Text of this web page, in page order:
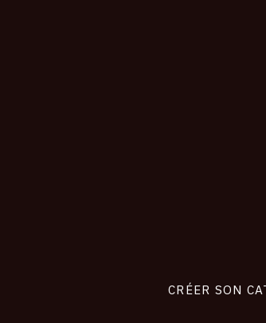
CRÉER SON